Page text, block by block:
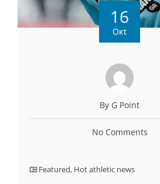
16
Οκτ
By G Point
No Comments
Featured, Hot athletic news